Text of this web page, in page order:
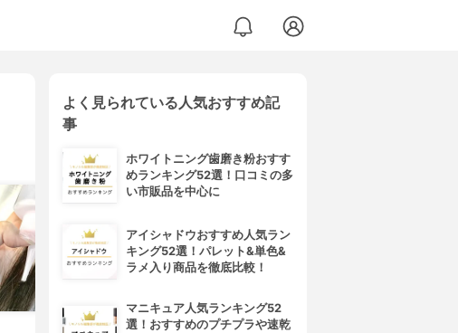
よく見られている人気おすすめ記
事
ホワイトニング歯磨き粉おすす
めランキング52選！口コミの多
い市販品を中心に
アイシャドウおすすめ人気ラン
キング52選！パレット&単色&
ラメ入り商品を徹底比較！
マニキュア人気ランキング52
選！おすすめのプチプラや速乾